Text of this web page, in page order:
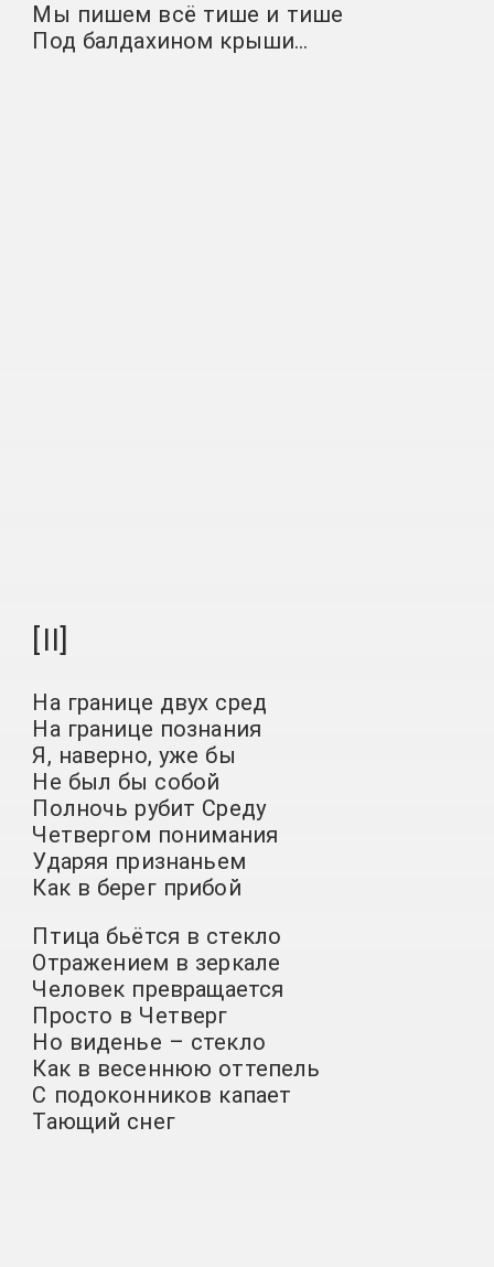
Мы пишем всё тише и тише
Под балдахином крыши…
[II]
На границе двух сред
На границе познания
Я, наверно, уже бы
Не был бы собой
Полночь рубит Среду
Четвергом понимания
Ударяя признаньем
Как в берег прибой
Птица бьётся в стекло
Отражением в зеркале
Человек превращается
Просто в Четверг
Но виденье – стекло
Как в весеннюю оттепель
С подоконников капает
Тающий снег